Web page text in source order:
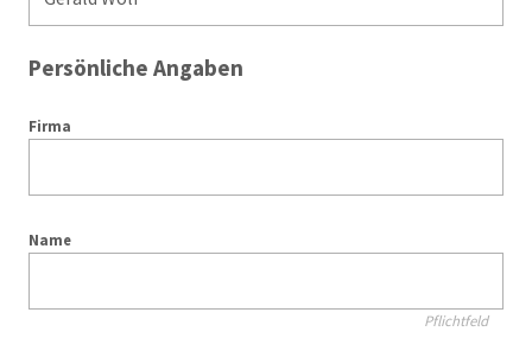
Persönliche Angaben
Firma
Name
Pflichtfeld